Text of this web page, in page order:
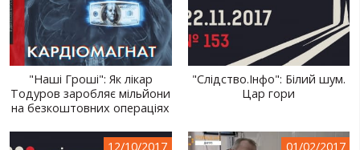
ВІДЕО ЗМІ
АМАТОРСЬКЕ ВІДЕО
ХУДОЖНІ ТА ДОКУМЕНТАЛЬНІ ПРОЕКТИ
"Наші Гроші": Як лікар
Тодуров заробляє мільйони
на безкоштовних операціях
"Слідство.Інфо": Білий шум.
Цар гори
12/10/2017 01/02/2017